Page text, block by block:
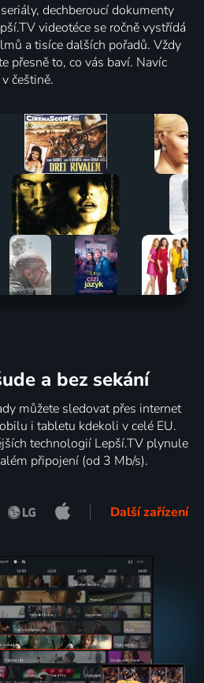
dechberoucí dokumenty
videotéce se ročně vystřídá
a tisíce dalších pořadů. Vždy
přesně to, co vás baví. Navíc
v češtině.
a bez sekání
můžete sledovat přes internet
i tabletu kdekoli v celé EU.
technologií Lepší.TV plynule
připojení (od 3 Mb/s).
Další zařízení